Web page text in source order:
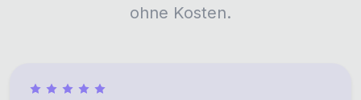
ohne Kosten.